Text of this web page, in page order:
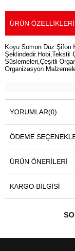
ÜRÜN ÖZELLIKLERI
Koyu Somon Düz Şifon
Şeklindedir.Hobi,Tekstil
Süslemeleri,Çeşitli
Organizasyon
YORUMLAR(0)
ÖDEME
ÜRÜN ÖNERILERI
KARGO BILGISI